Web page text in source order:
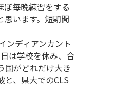
毎晩練習をする
います。短期間
ンディアンカント
は学校を休み、合
国がどれだけ大き
、県大でのCLS